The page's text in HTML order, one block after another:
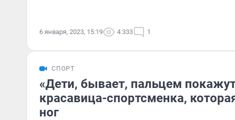
6 января, 2023, 15:19 4 333 1
СПОРТ
«Дети, бывает, пальцем
красавица-спортсменка,
ног